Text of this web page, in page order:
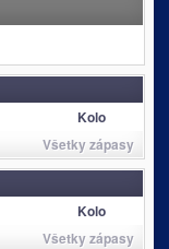
Kolo
Všetky zápasy
Kolo
Všetky zápasy